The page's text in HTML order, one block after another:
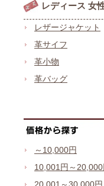
レディース 女
レザージャケット
革サイフ
革小物
革バッグ
～10,000円
10,001円～20,000